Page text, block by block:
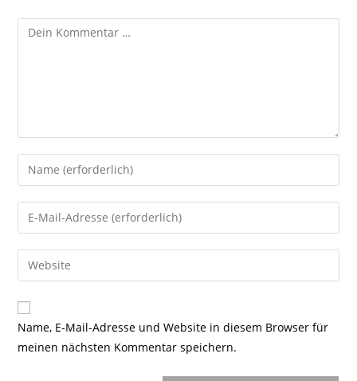
Kommentar
Gib
deinen
Namen
oder
zum
Kommentieren
ein
Gib
deine
E-
Mail-
zum
Kommentieren
ein
Gib
deine
Website-
URL
Name, E-Mail-Adresse und Website in diesem Browser für
meinen nächsten Kommentar speichern.